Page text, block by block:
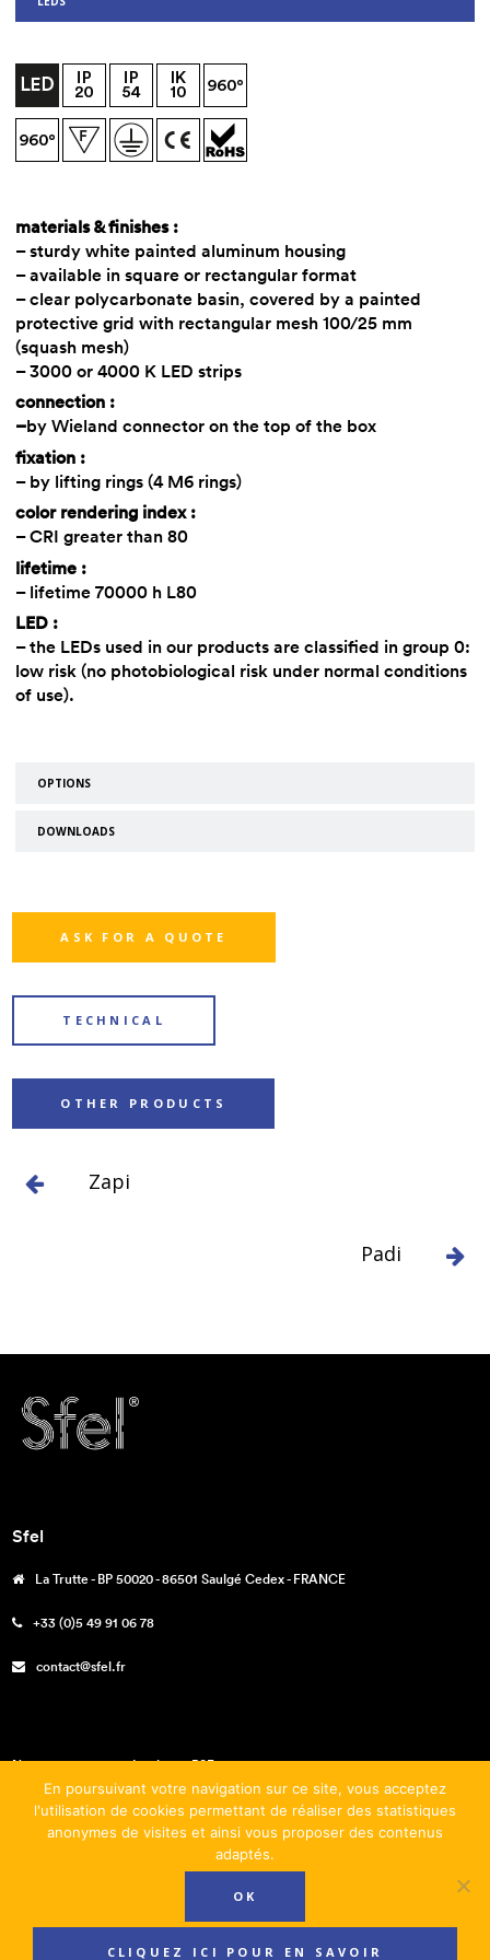
materials & finishes :
– sturdy white painted aluminum housing
– available in square or rectangular format
– clear polycarbonate basin, covered by a painted
protective grid with rectangular mesh 100/25 mm
(squash mesh)
– 3000 or 4000 K LED strips
connection :
–by Wieland connector on the top of the box
fixation :
– by lifting rings (4 M6 rings)
color rendering index :
– CRI greater than 80
lifetime :
– lifetime 70000 h L80
LED :
– the LEDs used in our products are classified in group 0:
low risk (no photobiological risk under normal conditions
of use).
OPTIONS
DOWNLOADS
ASK FOR A QUOTE
TECHNICAL
OTHER PRODUCTS
Zapi
Padi
Sfel
La Trutte - BP 50020 - 86501 Saulgé Cedex - FRANCE
+33 (0)5 49 91 06 78
contact@sfel.fr
Nos engagements – La charte RSE
Téléchargements
En poursuivant votre navigation sur ce site, vous acceptez
l'utilisation de cookies permettant de réaliser des statistiques
anonymes de visites et ainsi vous proposer des contenus
adaptés.
OK
CLIQUEZ ICI POUR EN SAVOIR